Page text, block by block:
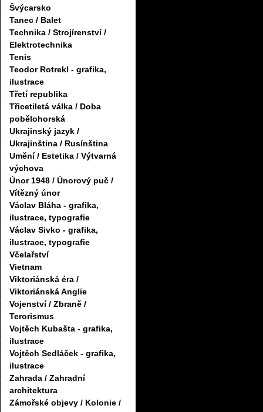
Švýcarsko
Tanec / Balet
Technika / Strojírenství /
Elektrotechnika
Tenis
Teodor Rotrekl - grafika,
ilustrace
Třetí republika
Třicetiletá válka / Doba
pobělohorská
Ukrajinský jazyk /
Ukrajinština / Rusínština
Umění / Estetika / Výtvarná
výchova
Únor 1948 / Únorový puč /
Vítězný únor
Václav Bláha - grafika,
ilustrace, typografie
Václav Sivko - grafika,
ilustrace, typografie
Včelařství
Vietnam
Viktoriánská éra /
Viktoriánská Anglie
Vojenství / Zbraně /
Terorismus
Vojtěch Kubašta - grafika,
ilustrace
Vojtěch Sedláček - grafika,
ilustrace
Zahrada / Zahradní
architektura
Zámořské objevy / Kolonie /